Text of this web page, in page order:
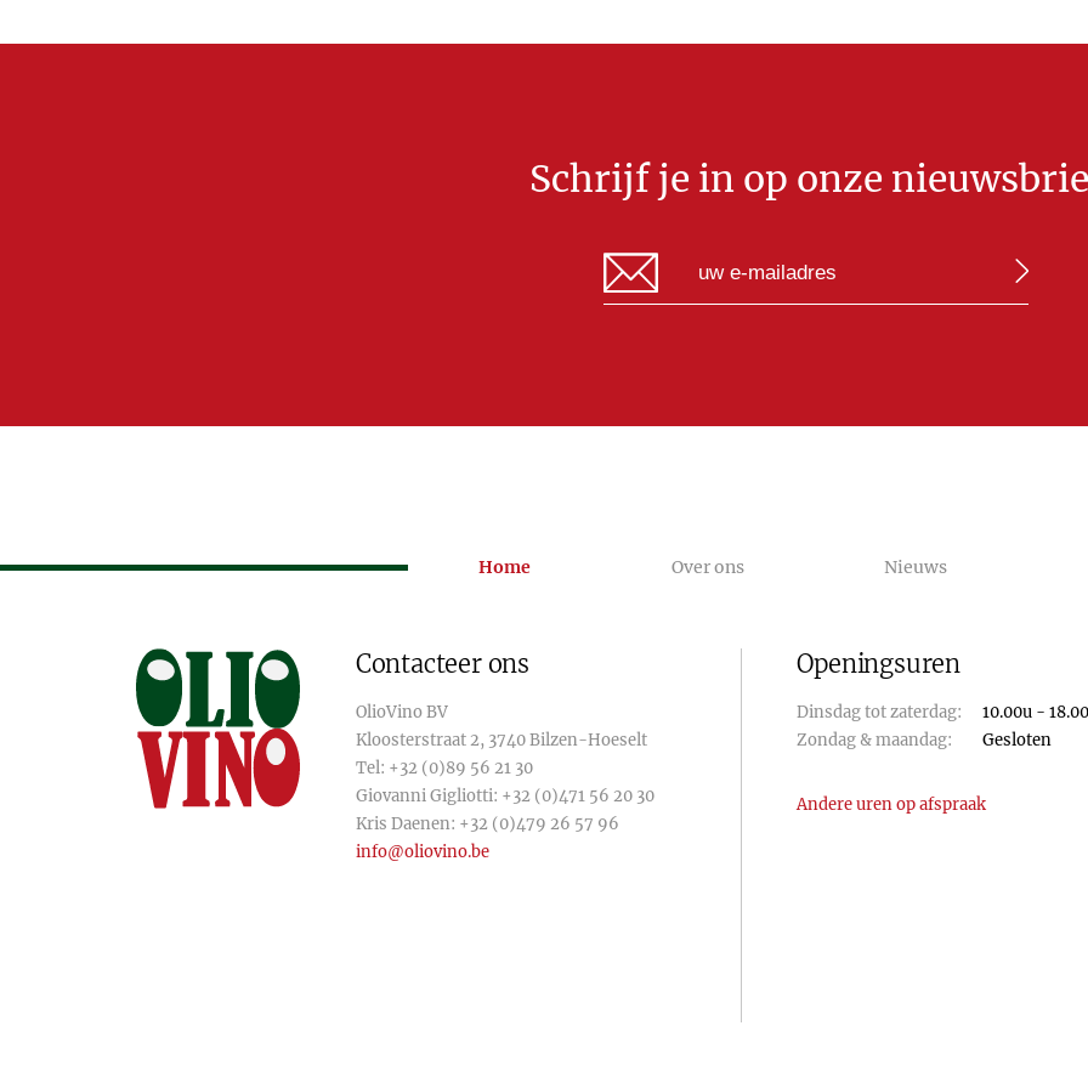
Schrijf je in op onze
Home Over ons Nieuws
Contacteer ons
OlioVino BV
Kloosterstraat 2, 3740 Bilzen-Hoeselt
Tel: +32 (0)89 56 21 30
Giovanni Gigliotti: +32 (0)471 56 20 30
Kris Daenen: +32 (0)479 26 57 96
info@oliovino.be
Openingsuren
Dinsdag tot zaterdag:
10.00u -
Zondag & maandag:
Gesloten
Andere uren op afspraak